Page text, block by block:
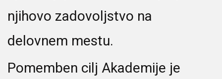
njihovo zadovoljstvo na
delovnem mestu.
Pomemben cilj Akademije je